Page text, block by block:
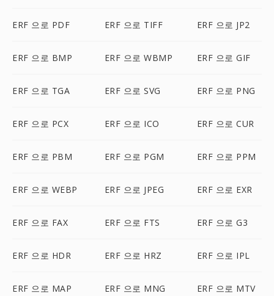
ERF 으로 PDF ERF 으로 TIFF ERF 으로 JP2
ERF 으로 BMP ERF 으로 WBMP ERF 으로 GIF
ERF 으로 TGA ERF 으로 SVG ERF 으로 PNG
ERF 으로 PCX ERF 으로 ICO ERF 으로 CUR
ERF 으로 PBM ERF 으로 PGM ERF 으로 PPM
ERF 으로 WEBP ERF 으로 JPEG ERF 으로 EXR
ERF 으로 FAX ERF 으로 FTS ERF 으로 G3
ERF 으로 HDR ERF 으로 HRZ ERF 으로 IPL
ERF 으로 MAP ERF 으로 MNG ERF 으로 MTV